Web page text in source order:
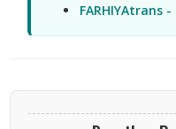
FARHIYAtrans